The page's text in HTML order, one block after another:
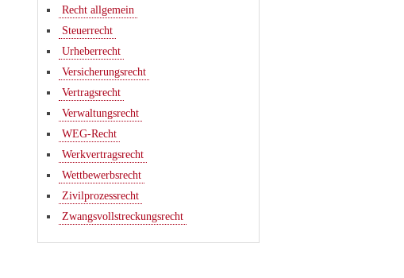
Recht allgemein
Steuerrecht
Urheberrecht
Versicherungsrecht
Vertragsrecht
Verwaltungsrecht
WEG-Recht
Werkvertragsrecht
Wettbewerbsrecht
Zivilprozessrecht
Zwangsvollstreckungsrecht